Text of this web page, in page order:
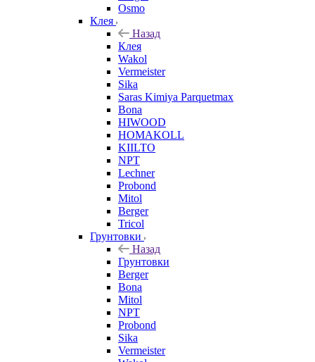
Osmo
Клея
Назад
Клея
Wakol
Vermeister
Sika
Saras Kimiya Parquetmax
Bona
HIWOOD
HOMAKOLL
KIILTO
NPT
Lechner
Probond
Mitol
Berger
Tricol
Грунтовки
Назад
Грунтовки
Berger
Bona
Mitol
NPT
Probond
Sika
Vermeister